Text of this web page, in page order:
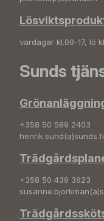
vardagar kl.09-17, lö
Sunds
+358 50 589 2403
henrik.sund(a)sunds.fi
+358 50 439 3623